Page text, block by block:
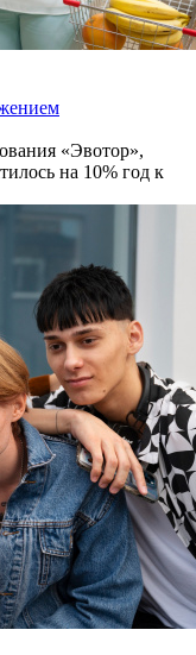
«Эвотор»,
на 10% год к